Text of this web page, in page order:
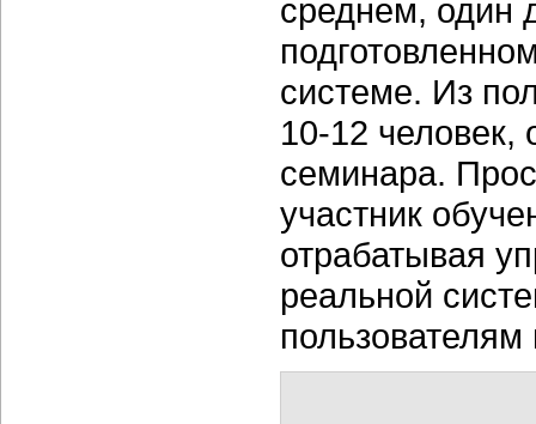
среднем, один
системе. Из
10-12
семинара.
участник
отрабатывая
реальной